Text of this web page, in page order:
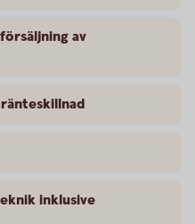
av
inklusive